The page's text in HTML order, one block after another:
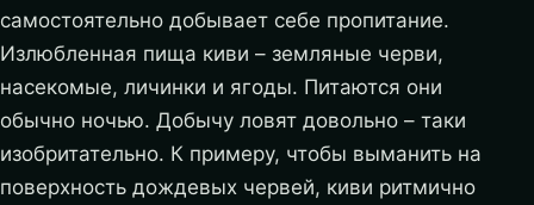
самостоятельно добывает себе пропитание.
Излюбленная пища киви – земляные черви,
насекомые, личинки и ягоды. Питаются они
обычно ночью. Добычу ловят довольно – таки
изобритательно. К примеру, чтобы выманить на
поверхность дождевых червей, киви ритмично